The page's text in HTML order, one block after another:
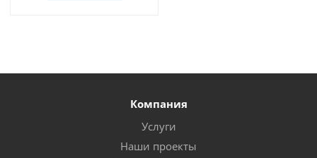
Компания
Услуги
Наши проекты